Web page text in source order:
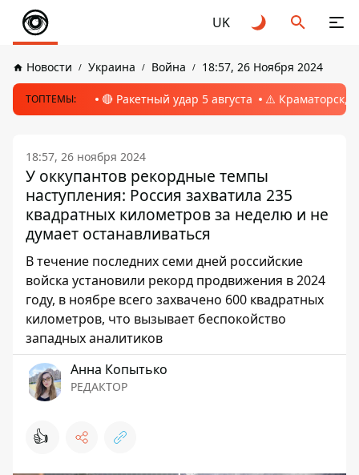
UK
Новости Украина Война 18:57, 26 Ноября 2024
ТОПТЕМЫ: 🔴 Ракетный удар 5 августа ⚠️ Краматорск,
18:57, 26 ноября 2024
У оккупантов рекордные темпы
наступления: Россия захватила 235
квадратных километров за неделю и не
думает останавливаться
В течение последних семи дней российские
войска установили рекорд продвижения в 2024
году, в ноябре всего захвачено 600 квадратных
километров, что вызывает беспокойство
западных аналитиков
Анна Копытько
РЕДАКТОР
👍